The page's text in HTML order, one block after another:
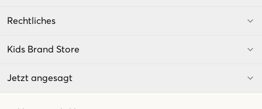
Rechtliches
Kids Brand Store
Jetzt angesagt